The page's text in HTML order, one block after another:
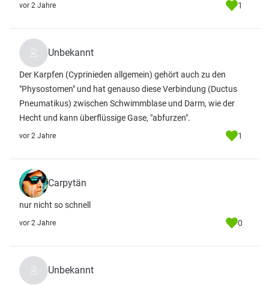
vor 2 Jahre 1
Unbekannt
Der Karpfen (Cyprinieden allgemein) gehört auch zu den
"Physostomen" und hat genauso diese Verbindung (Ductus
Pneumatikus) zwischen Schwimmblase und Darm, wie der
Hecht und kann überflüssige Gase, "abfurzen".
vor 2 Jahre 1
Carpytän
nur nicht so schnell
vor 2 Jahre 0
Unbekannt